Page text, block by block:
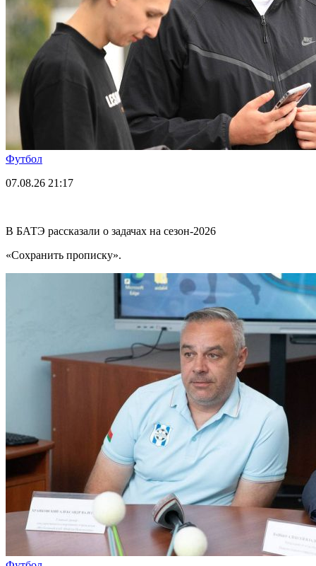
Футбол
07.08.26 21:17
В БАТЭ рассказали о задачах на сезон-2026
«Сохранить прописку».